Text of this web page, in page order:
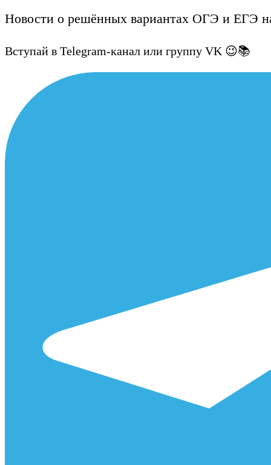
Новости о решённых вариантах ОГЭ и ЕГЭ
Вступай в Telegram-канал или группу VK 😉📚